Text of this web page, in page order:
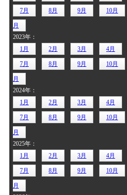
7月 8月 9月 10月
月
2023年：
1月
2月 3月 4月
7月 8月 9月 10月
月
2024年：
1月
2月 3月 4月
7月 8月 9月 10月
月
2025年：
1月
2月 3月 4月
7月 8月 9月 10月
月